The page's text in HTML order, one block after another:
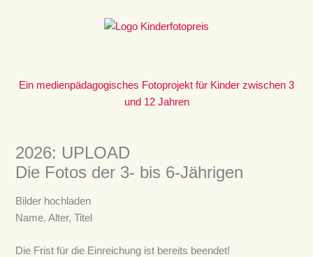
Ein medienpädagogisches Fotoprojekt für Kinder zwischen 3
und 12 Jahren
2026: UPLOAD
Die Fotos der 3- bis 6-Jährigen
Bilder hochladen
Name, Alter, Titel
Die Frist für die Einreichung ist bereits beendet!